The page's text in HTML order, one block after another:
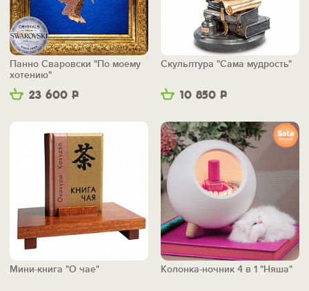
23 600 Р
Панно Сваровски "По моему
хотению"
10 850 Р
Скульптура "Сама мудрость"
Мини-книга "О чае" Колонка-ночник 4 в 1 "Няша"